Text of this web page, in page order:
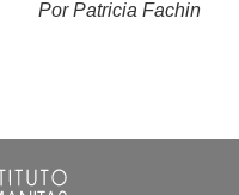
Por Patricia Fachin